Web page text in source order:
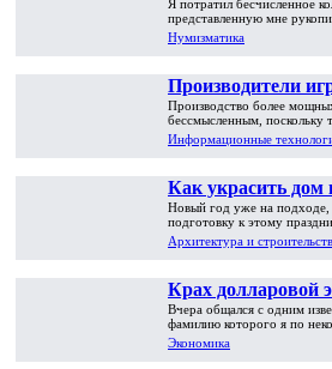
торговой
Средневековья"
Я потратил бесчисленное
представленную мне
Нумизматика
Производители
достигли предела
Производство более
бессмысленным, поскольку
Информационные
Как украсить дом
Новому году
Новый год уже на подходе,
подготовку к этому
Архитектура и
Крах долларовой
пути обрушения
Вчера общался с одним
фамилию которого я по
Экономика